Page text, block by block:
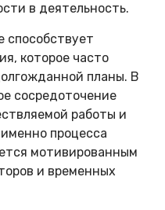
в деятельность.
способствует
которое часто
планы. В
сосредоточение
работы и
процесса
мотивированным
и временных